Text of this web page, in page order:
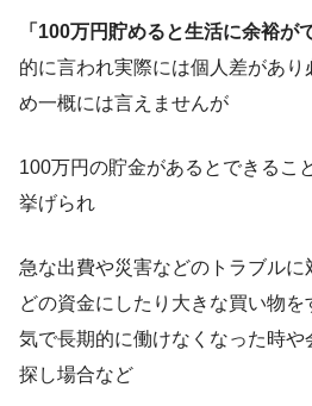
「100万円貯めると生活に余裕が
的に言われ実際には個人差があ
め一概には言えませんが
100万円の貯金があるとできるこ
挙げられ
急な出費や災害などのトラブル
どの資金にしたり大きな買い物
気で長期的に働けなくなった時
探し場合など